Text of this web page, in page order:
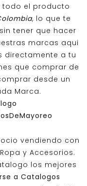
el producto
, lo que te
tener que hacer
marcas aqui
directamente a tu
que comprar de
desde un
Marca.
vendiendo con
y Accesorios.
los mejores
a Catalogos